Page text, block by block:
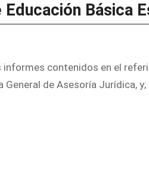
Básica
informes contenidos en el
General de Asesoría Jurídica, y;